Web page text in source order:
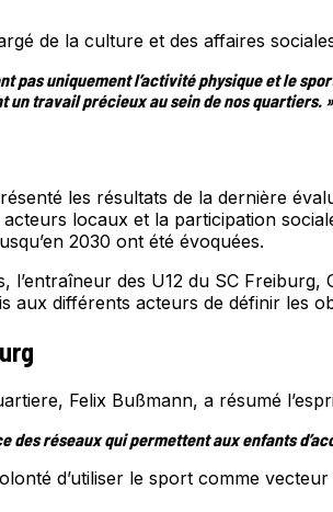
de la culture et des affaires
pas uniquement l’activité physique et le
un travail précieux au sein de nos quartiers. »
les résultats de la dernière
acteurs locaux et la participation
2030 ont été évoquées.
l’entraîneur des U12 du SC
aux différents acteurs de définir les
Felix Bußmann, a résumé
des réseaux qui permettent aux enfants
d’utiliser le sport comme